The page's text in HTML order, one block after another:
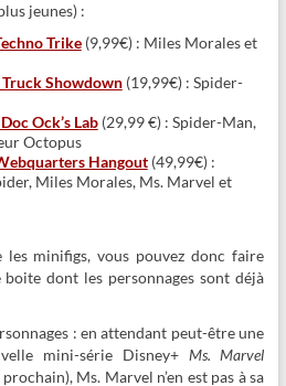
jeunes) :
Trike(9,99€) : Miles Morales et
Showdown(19,99€) : Spider-
Ock’s Lab(29,99 €) : Spider-Man,
Octopus
Hangout(49,99€) :
Miles Morales, Ms. Marvel et
les minifigs, vous pouvez donc faire
boite dont les personnages sont déjà
: en attendant peut-être une
mini-série Disney+ Ms. Marvel
Ms. Marvel n’en est pas à sa